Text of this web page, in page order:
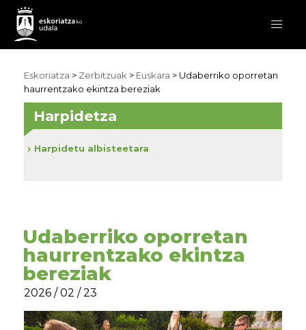
Eskoriatza > Zerbitzuak > Euskara > Udaberriko oporretan
haurrentzako ekintza bereziak
Udaberriko oporretan
haurrentzako ekintza
bereziak
2026 / 02 / 23
Harpidetza
Harpidetu albisteetara